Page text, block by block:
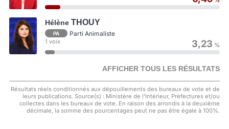
Hélène THOUY
PA Parti Animaliste
1 voix 3,23 %
AFFICHER TOUS LES RÉSULTATS
Résultats réels conditionnés aux dépouillements des bureaux de vote et de
leurs publications. Source(s) : Ministère de l'Intérieur, Préfectures et/ou
collectes dans les bureaux de vote. En raison des arrondis à la deuxième
décimale, la somme des pourcentages peut ne pas être égale à 100%.